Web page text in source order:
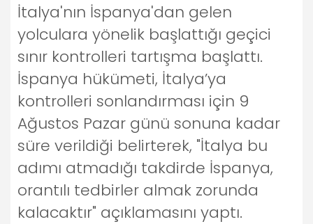
İtalya'nın İspanya'dan gelen
yolculara yönelik başlattığı geçici
sınır kontrolleri tartışma başlattı.
İspanya hükümeti, İtalya’ya
kontrolleri sonlandırması için 9
Ağustos Pazar günü sonuna kadar
süre verildiği belirterek, "İtalya bu
adımı atmadığı takdirde İspanya,
orantılı tedbirler almak zorunda
kalacaktır" açıklamasını yaptı.